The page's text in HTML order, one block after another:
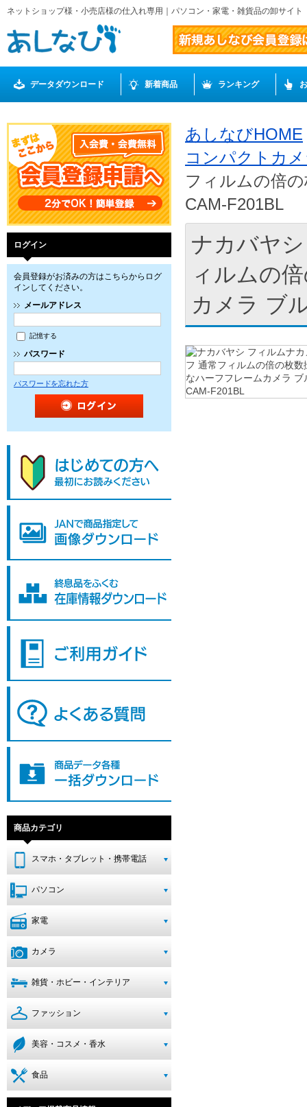
ネットショップ様・小売店様の仕入れ専用｜パソコン・家電・雑貨品の卸サイ
データダウンロード 新着商品 ランキング
ログイン
会員登録がお済みの方はこちらからログ
インしてください。
メールアドレス
記憶する
パスワード
パスワードを忘れた方
商品カテゴリ
スマホ・タブレット・携帯電話
パソコン
家電
カメラ
雑貨・ホビー・インテリア
ファッション
美容・コスメ・香水
食品
あしなびHOME
コンパクトカ
フィルムの倍
CAM-F201BL
ナカバヤ
ィルムの
カメラ ブ